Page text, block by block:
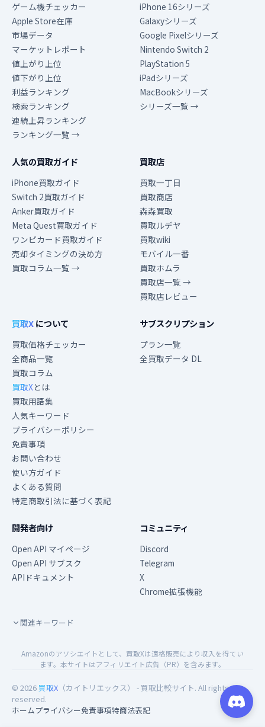
ゲーム機チェッカー
Apple Store在庫
市場データ
マーケットレポート
値上がり上位
値下がり上位
利益ランキング
検索ランキング
連続上昇ランキング
ランキング一覧 →
iPhone 16シリーズ
Galaxyシリーズ
Google Pixelシリーズ
Nintendo Switch 2
PlayStation 5
iPadシリーズ
MacBookシリーズ
シリーズ一覧 →
人気の買取ガイド
iPhone買取ガイド
Switch 2買取ガイド
Anker買取ガイド
Meta Quest買取ガイド
ワンピカード買取ガイド
売却タイミングの決め方
買取コラム一覧 →
買取店
買取一丁目
買取商店
森森買取
買取ルデヤ
買取wiki
モバイル一番
買取ホムラ
買取店一覧 →
買取店レビュー
買取Xについて
買取価格チェッカー
全商品一覧
買取コラム
買取Xとは
買取用語集
人気キーワード
プライバシーポリシー
免責事項
お問い合わせ
使い方ガイド
よくある質問
特定商取引法に基づく表記
サブスクリプション
プラン一覧
全買取データ DL
開発者向け
Open API マイページ
Open API サブスク
APIドキュメント
コミュニティ
Discord
Telegram
X
Chrome拡張機能
関連キーワード
Amazonのアソシエイトとして、買取Xは適格販売により収入を得てい
ます。本サイトはアフィリエイト広告（PR）を含みます。
© 2026 買取X （カイトリエックス） - 買取比較サイト. All rights
reserved.
ホームプライバシー免責事項特商法表記